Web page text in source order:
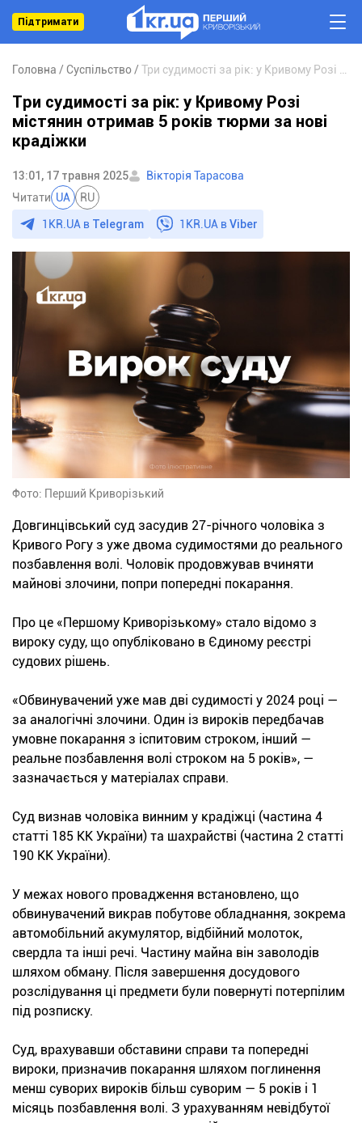
Підтримати
Головна Суспільство
Три судимості за рік: у Кривому Розі
містянин отримав 5 років тюрми за нові
крадіжки
13:01, 17 травня 2025
Вікторія Тарасова
Читати UA RU
1KR.UA в Telegram 1KR.UA вViber
Фото: Перший Криворізький
Довгинцівський суд засудив 27-річного чоловіка з
Кривого Рогу з уже двома судимостями до реального
позбавлення волі. Чоловік продовжував вчиняти
майнові злочини, попри попередні покарання.
Про це «Першому Криворізькому» стало відомо з
вироку суду, що опубліковано в Єдиному реєстрі
судових рішень.
«Обвинувачений уже мав дві судимості у 2024 році —
за аналогічні злочини. Один із вироків передбачав
умовне покарання з іспитовим строком, інший —
реальне позбавлення волі строком на 5 років», —
зазначається у матеріалах справи.
Суд визнав чоловіка винним у крадіжці (частина 4
статті 185 КК України) та шахрайстві (частина 2 статті
190 КК України).
У межах нового провадження встановлено, що
обвинувачений викрав побутове обладнання, зокрема
автомобільний акумулятор, відбійний молоток,
свердла та інші речі. Частину майна він заволодів
шляхом обману. Після завершення досудового
розслідування ці предмети були повернуті потерпілим
під розписку.
Суд, врахувавши обставини справи та попередні
вироки, призначив покарання шляхом поглинення
менш суворих вироків більш суворим — 5 років і 1
місяць позбавлення волі. З урахуванням невідбутої